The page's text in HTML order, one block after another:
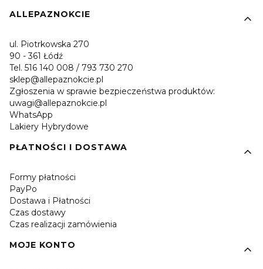
Linki w stopce
ALLEPAZNOKCIE
ul. Piotrkowska 270
90 - 361 Łódź
Tel. 516 140 008 / 793 730 270
sklep@allepaznokcie.pl
Zgłoszenia w sprawie bezpieczeństwa produktów:
uwagi@allepaznokcie.pl
WhatsApp
Lakiery Hybrydowe
PŁATNOŚCI I DOSTAWA
Formy płatności
PayPo
Dostawa i Płatności
Czas dostawy
Czas realizacji zamówienia
MOJE KONTO